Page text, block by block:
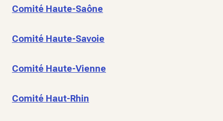
Comité Haute-Saône
Comité Haute-Savoie
Comité Haute-Vienne
Comité Haut-Rhin